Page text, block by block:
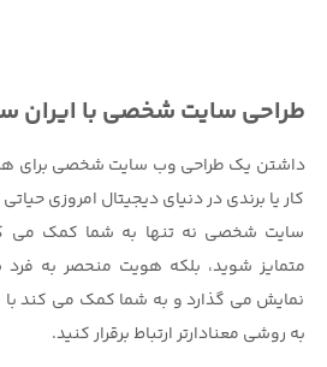
طراحی سایت شخصی با ایران
داشتن یک طراحی وب سایت شخصی برای
کار یا برندی در دنیای دیجیتال امروزی
سایت شخصی نه تنها به شما کمک می
متمایز شوید، بلکه هویت منحصر به فرد
نمایش می گذارد و به شما کمک می کند با
به روشی معنادارتر ارتباط برقرار کنید.